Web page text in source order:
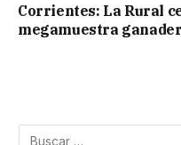
Corrientes: La Rural
megamuestra